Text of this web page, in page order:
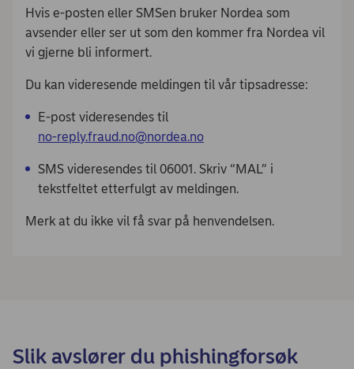
Hvis e-posten eller SMSen bruker Nordea som
avsender eller ser ut som den kommer fra Nordea vil
vi gjerne bli informert.
Du kan videresende meldingen til vår tipsadresse:
E-post videresendes til
on
.aedr
on@on
.duar
f.ylp
er-on
SMS videresendes til 06001. Skriv “MAL” i
tekstfeltet etterfulgt av meldingen.
Merk at du ikke vil få svar på henvendelsen.
Slik avslører du phishingforsøk